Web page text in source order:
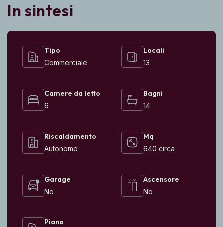
In sintesi
Tipo
Commerciale
Locali
13
Camere da letto
6
Bagni
14
Riscaldamento
Autonomo
Mq
640 circa
Garage
No
Ascensore
No
Piano